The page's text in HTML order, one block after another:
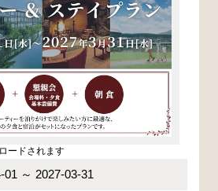
ードされます
01 ～ 2027-03-31